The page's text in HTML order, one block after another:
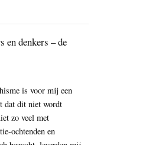
en denkers – de
is voor mij een
dat dit niet wordt
zo veel met
ochtenden en